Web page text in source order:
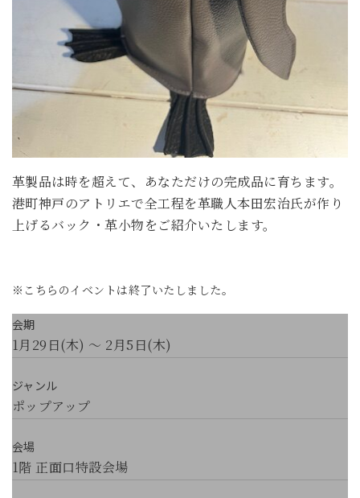
革製品は時を超えて、あなただけの完成品に育ちます。
港町神戸のアトリエで全工程を革職人本田宏治氏が作り
上げるバック・革小物をご紹介いたします。
※こちらのイベントは終了いたしました。
会期
1月29日(木) ～ 2月5日(木)
ジャンル
ポップアップ
会場
1階 正面口特設会場